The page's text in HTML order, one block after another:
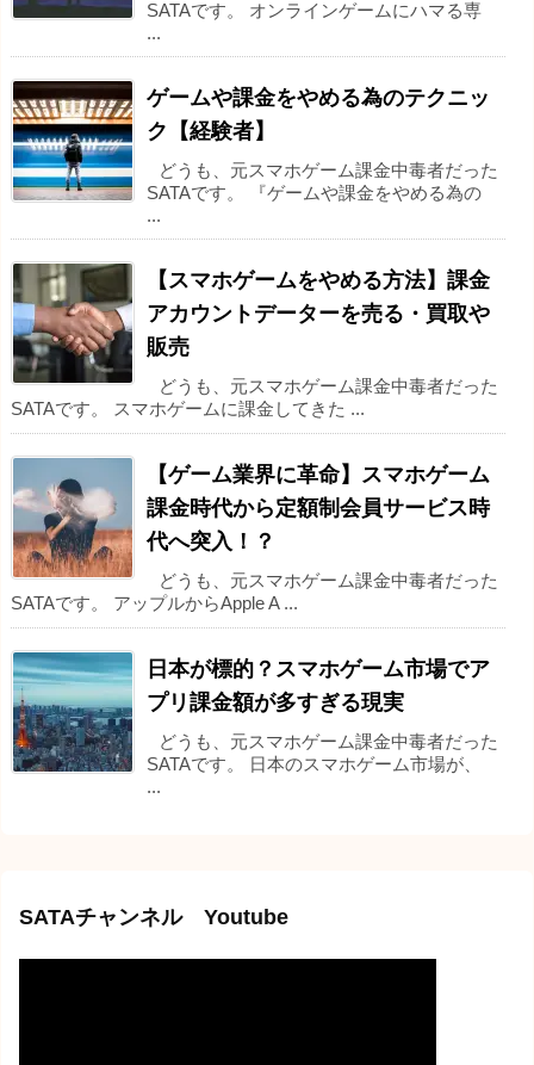
SATAです。 オンラインゲームにハマる専
...
ゲームや課金をやめる為のテクニッ
ク【経験者】
どうも、元スマホゲーム課金中毒者だった
SATAです。 『ゲームや課金をやめる為の
...
【スマホゲームをやめる方法】課金
アカウントデーターを売る・買取や
販売
どうも、元スマホゲーム課金中毒者だった
SATAです。 スマホゲームに課金してきた ...
【ゲーム業界に革命】スマホゲーム
課金時代から定額制会員サービス時
代へ突入！？
どうも、元スマホゲーム課金中毒者だった
SATAです。 アップルからApple A ...
日本が標的？スマホゲーム市場でア
プリ課金額が多すぎる現実
どうも、元スマホゲーム課金中毒者だった
SATAです。 日本のスマホゲーム市場が、
...
SATAチャンネル Youtube